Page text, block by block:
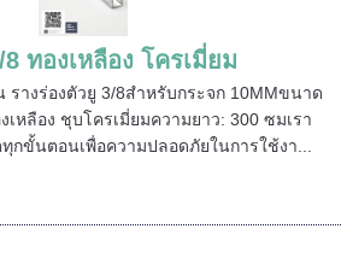
ทองเหลือง โครเมี่ยม
รางร่องตัวยู 3/8สำหรับกระจก 10MMขนาด
เหลือง ชุบโครเมี่ยมความยาว: 300 ซมเรา
กขั้นตอนเพื่อความปลอดภัยในการใช้งา...